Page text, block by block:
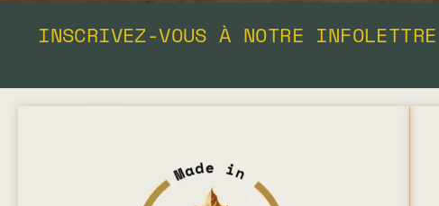
INSCRIVEZ-VOUS À NOTRE